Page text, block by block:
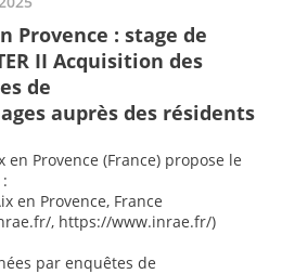
Provence : stage de
II Acquisition des
de
auprès des résidents
en Provence (France) propose le
en Provence, France
, https://www.inrae.fr/)
par enquêtes de